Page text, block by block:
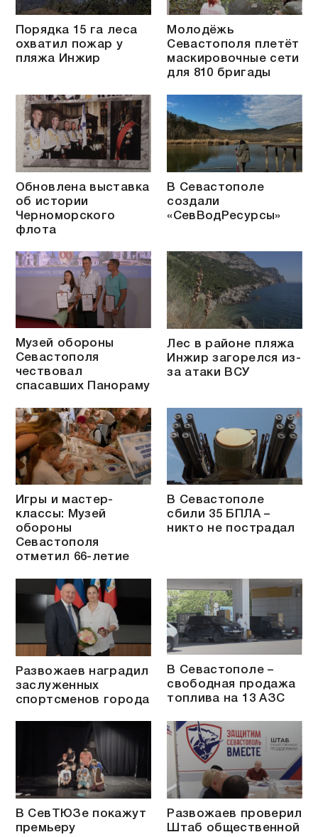
Порядка 15 га леса
охватил пожар у
пляжа Инжир
Молодёжь
Севастополя плетёт
маскировочные сети
для 810 бригады
Обновлена выставка
об истории
Черноморского
флота
В Севастополе
создали
«СевВодРесурсы»
Музей обороны
Севастополя
чествовал
спасавших Панораму
Лес в районе пляжа
Инжир загорелся из-
за атаки ВСУ
Игры и мастер-
классы: Музей
обороны
Севастополя
отметил 66-летие
В Севастополе
сбили 35 БПЛА –
никто не пострадал
Развожаев наградил
заслуженных
спортсменов города
В Севастополе –
свободная продажа
топлива на 13 АЗС
В СевТЮЗе покажут
премьеру
Развожаев проверил
Штаб общественной